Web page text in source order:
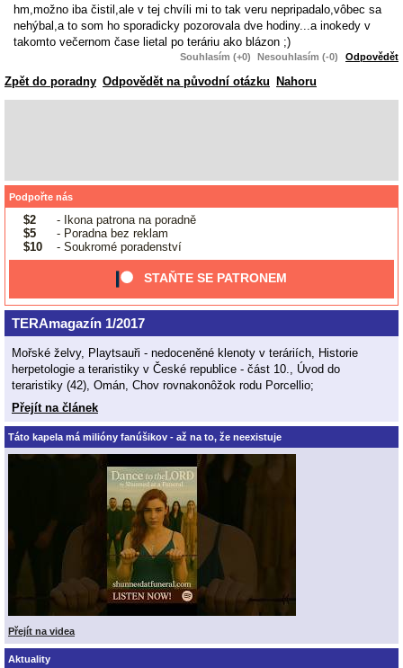
hm,možno iba čistil,ale v tej chvíli mi to tak veru nepripadalo,vôbec sa
nehýbal,a to som ho sporadicky pozorovala dve hodiny...a inokedy v
takomto večernom čase lietal po teráriu ako blázon ;)
Souhlasím (+0) Nesouhlasím (-0) Odpovědět
Zpět do poradny Odpovědět na původní otázku Nahoru
Podpořte nás
$2
- Ikona patrona na poradně
$5
- Poradna bez reklam
$10
- Soukromé poradenství
STAŇTE SE PATRONEM
TERAmagazín 1/2017
Mořské želvy, Playtsauři - nedoceněné klenoty v teráriích, Historie
herpetologie a teraristiky v České republice - část 10., Úvod do
teraristiky (42), Omán, Chov rovnakonôžok rodu Porcellio;
Přejít na článek
Táto kapela má milióny fanúšikov - až na to, že neexistuje
Přejít na videa
Aktuality